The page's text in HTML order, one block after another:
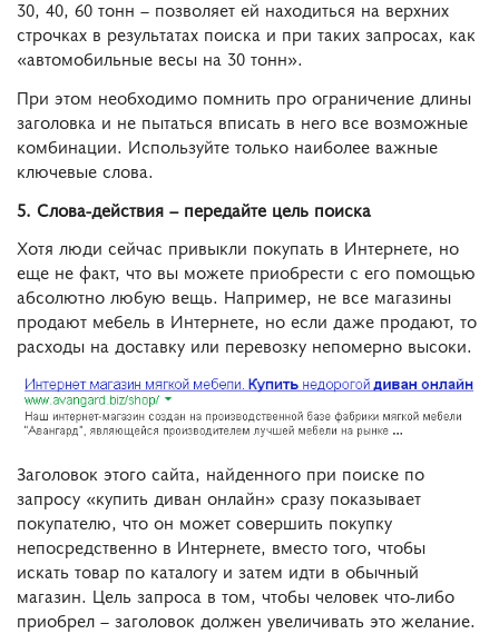
30, 40, 60 тонн – позволяет ей находиться на верхних
строчках в результатах поиска и при таких запросах, как
«автомобильные весы на 30 тонн».
При этом необходимо помнить про ограничение длины
заголовка и не пытаться вписать в него все возможные
комбинации. Используйте только наиболее важные
ключевые слова.
5. Слова-действия – передайте цель поиска
Хотя люди сейчас привыкли покупать в Интернете, но
еще не факт, что вы можете приобрести с его помощью
абсолютно любую вещь. Например, не все магазины
продают мебель в Интернете, но если даже продают, то
расходы на доставку или перевозку непомерно высоки.
Заголовок этого сайта, найденного при поиске по
запросу «купить диван онлайн» сразу показывает
покупателю, что он может совершить покупку
непосредственно в Интернете, вместо того, чтобы
искать товар по каталогу и затем идти в обычный
магазин. Цель запроса в том, чтобы человек что-либо
приобрел – заголовок должен увеличивать это желание.